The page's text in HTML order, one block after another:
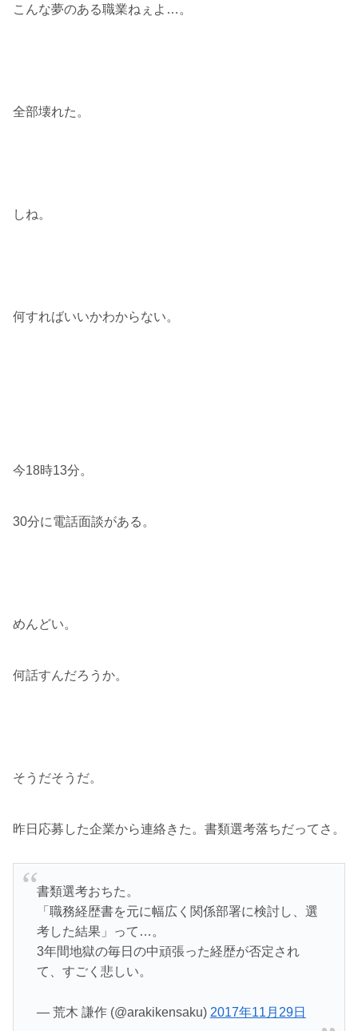
こんな夢のある職業ねぇよ…。
全部壊れた。
しね。
何すればいいかわからない。
今18時13分。
30分に電話面談がある。
めんどい。
何話すんだろうか。
そうだそうだ。
昨日応募した企業から連絡きた。書類選考落ちだってさ。
書類選考おちた。
「職務経歴書を元に幅広く関係部署に検討し、選
考した結果」って…。
3年間地獄の毎日の中頑張った経歴が否定され
て、すごく悲しい。
— 荒木 謙作 (@arakikensaku) 2017年11月29日